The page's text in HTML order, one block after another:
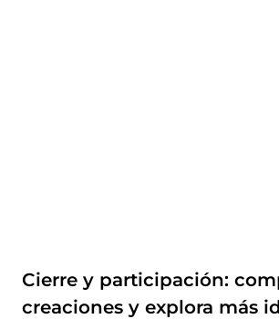
Cierre y participación:
creaciones y explora más